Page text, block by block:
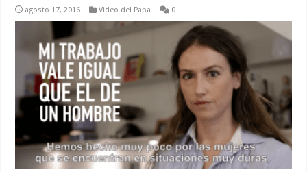
agosto 17, 2016 Video del Papa 0